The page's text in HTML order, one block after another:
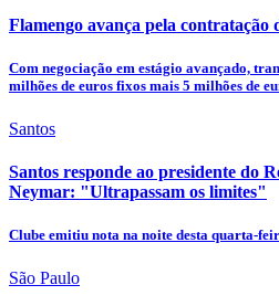
Flamengo avança pela contratação
Com negociação em estágio avançado,
milhões de euros fixos mais 5 milhões de
Santos
Santos responde ao presidente do
Neymar: "Ultrapassam os limites"
Clube emitiu nota na noite desta quarta-
São Paulo